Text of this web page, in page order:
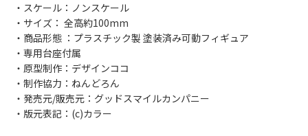
・スケール：ノンスケール
・サイズ： 全高約100mm
・商品形態 ：プラスチック製 塗装済み可動フィギュア
・専用台座付属
・原型制作：デザインココ
・制作協力：ねんどろん
・発売元/販売元：グッドスマイルカンパニー
・版元表記：(c)カラー